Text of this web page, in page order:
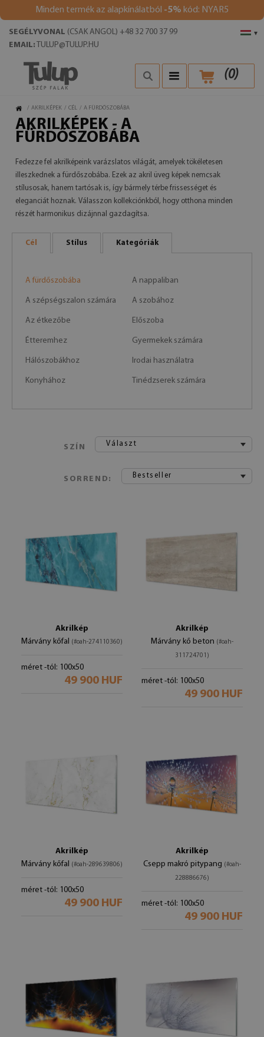
Minden termék az alapkínálatból -5% kód: NYAR5
▾
SEGÉLYVONAL (CSAK ANGOL) +48 32 700 37 99
EMAIL: TULUP@TULUP.HU
(0)
/ AKRILKÉPEK / CÉL / A FÜRDŐSZOBÁBA
AKRILKÉPEK - A
FÜRDŐSZOBÁBA
Fedezze fel akrilképeink varázslatos világát, amelyek tökéletesen
illeszkednek a fürdőszobába. Ezek az akril üveg képek nemcsak
stílusosak, hanem tartósak is, így bármely térbe frissességet és
eleganciát hoznak. Válasszon kollekciónkból, hogy otthona minden
részét harmonikus dizájnnal gazdagítsa.
Cél Stílus Kategóriák
A fürdőszobába A nappaliban
A szépségszalon számára A szobához
Az étkezőbe Előszoba
Étteremhez Gyermekek számára
Hálószobákhoz Irodai használatra
Konyhához Tinédzserek számára
SZÍN Választ
SORREND: Bestseller
Akrilkép
Márvány kőfal (#oah-274110360)
méret -tól: 100x50
49 900 HUF
Akrilkép
Márvány kő beton (#oah-
311724701)
méret -tól: 100x50
49 900 HUF
Akrilkép
Márvány kőfal (#oah-289639806)
méret -tól: 100x50
49 900 HUF
Akrilkép
Csepp makró pitypang (#oah-
228886676)
méret -tól: 100x50
49 900 HUF